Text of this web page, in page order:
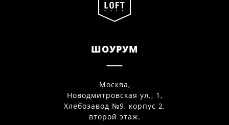
ШОУРУМ
Москва,
Новодмитровская ул., 1,
Хлебозавод №9, корпус 2,
второй этаж.